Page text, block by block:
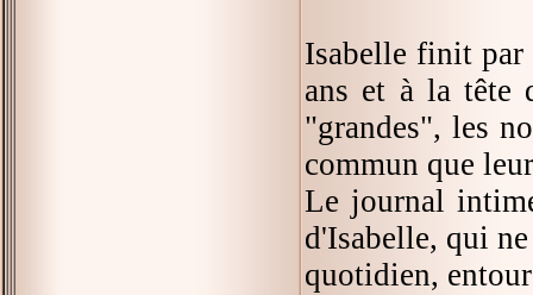
Isabelle finit par
ans et à la tête
"grandes", les
commun que
Le journal
d'Isabelle, qui
quotidien,